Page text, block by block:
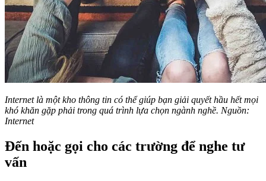
Internet là một kho thông tin có thể giúp bạn giải quyết hầu hết mọi
khó khăn gặp phải trong quá trình lựa chọn ngành nghề. Nguồn:
Internet
Đến hoặc gọi cho các trường để nghe tư
vấn